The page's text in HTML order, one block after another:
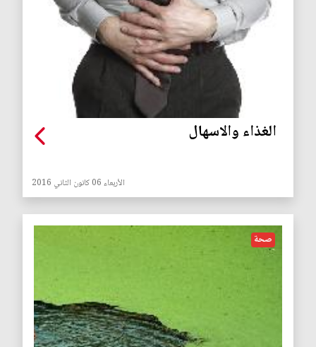
الغذاء والاسهال
الأربعاء 06 كانون الثاني 2016
صحة